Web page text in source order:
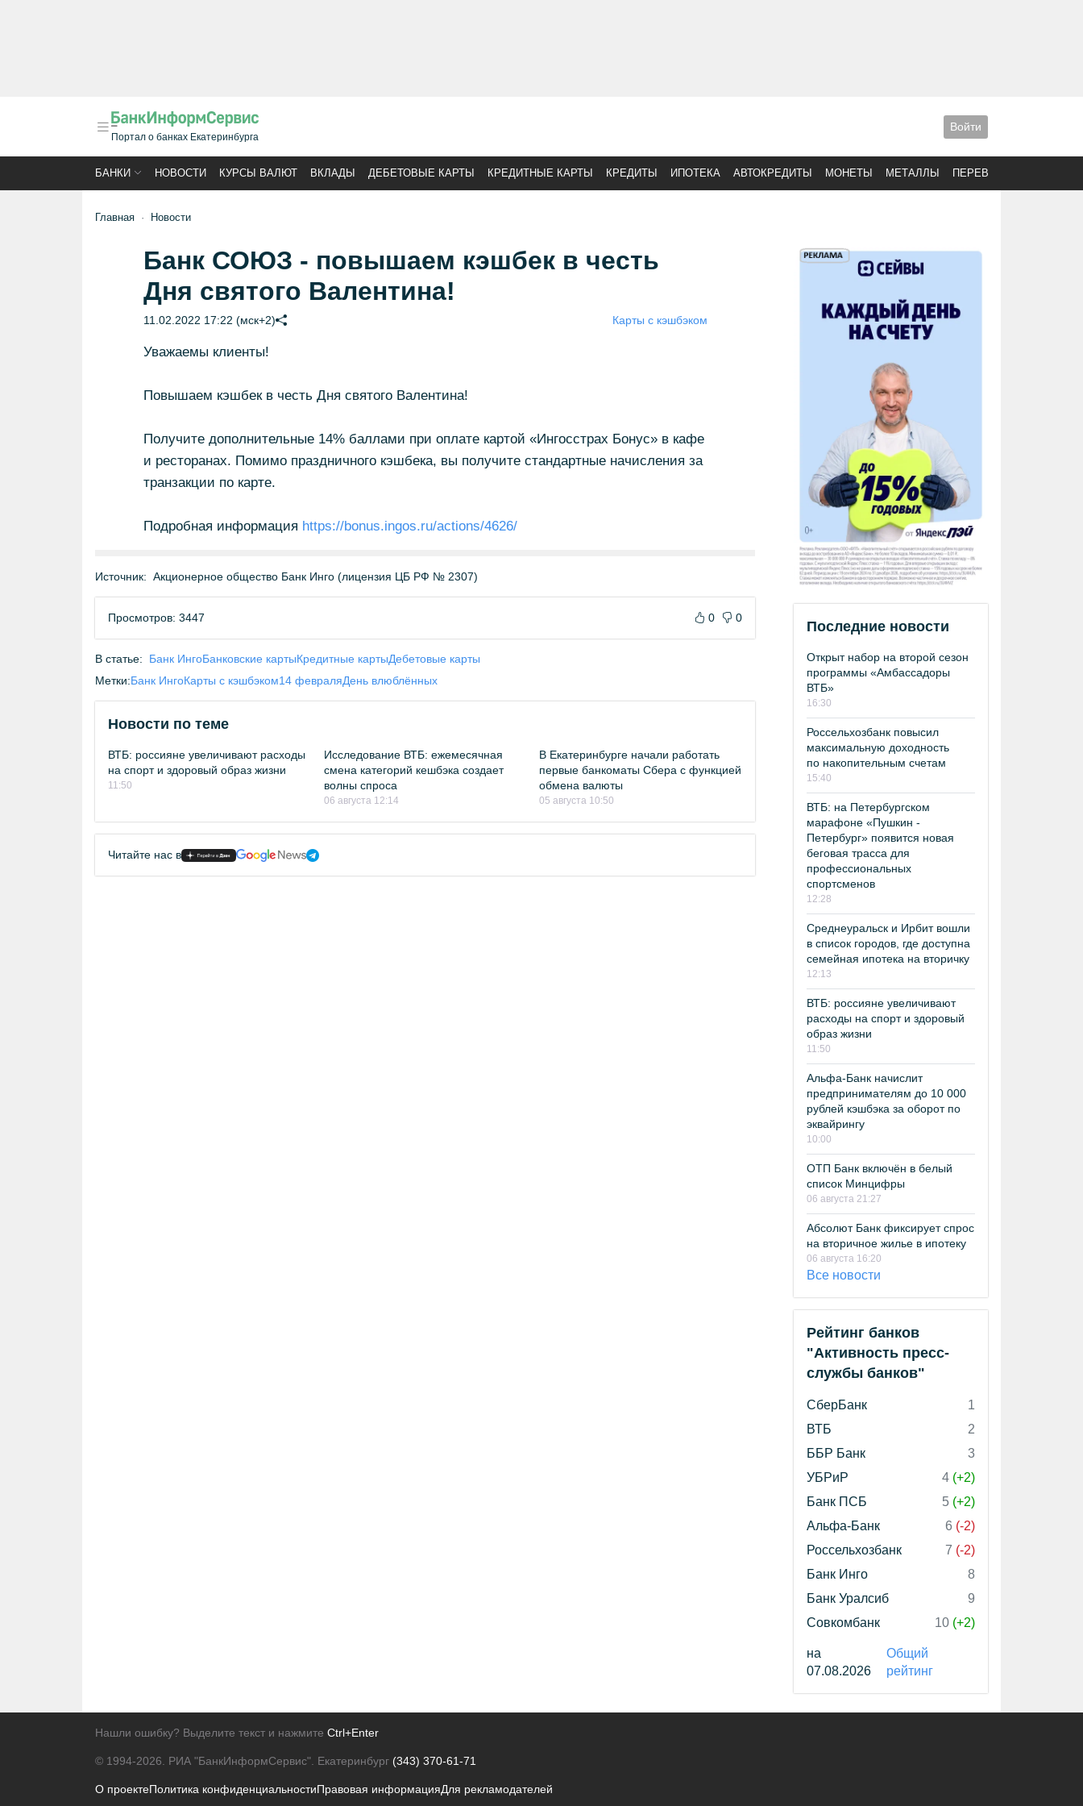
Портал о банках Екатеринбурга
Войти
БАНКИ НОВОСТИ КУРСЫ ВАЛЮТ ВКЛАДЫ ДЕБЕТОВЫЕ КАРТЫ КРЕДИТНЫЕ КАРТЫ КРЕДИТЫ ИПОТЕКА АВТОКРЕДИТЫ МОНЕТЫ МЕТАЛЛЫ ПЕРЕВОДЫ
Главная Новости
Банк СОЮЗ - повышаем кэшбек в честь
Дня святого Валентина!
11.02.2022 17:22 (мск+2) Карты с кэшбэком
Уважаемы клиенты!
Повышаем кэшбек в честь Дня святого Валентина!
Получите дополнительные 14% баллами при оплате картой «Ингосстрах Бонус» в кафе
и ресторанах. Помимо праздничного кэшбека, вы получите стандартные начисления за
транзакции по карте.
Подробная информация https://bonus.ingos.ru/actions/4626/
Источник: Акционерное общество Банк Инго (лицензия ЦБ РФ № 2307)
Просмотров: 3447 0 0
В статье: Банк ИнгоБанковские картыКредитные картыДебетовые карты
Метки:Банк ИнгоКарты с кэшбэком14 февраляДень влюблённых
Новости по теме
ВТБ: россияне увеличивают расходы
на спорт и здоровый образ жизни
11:50
Исследование ВТБ: ежемесячная
смена категорий кешбэка создает
волны спроса
06 августа 12:14
В Екатеринбурге начали работать
первые банкоматы Сбера с функцией
обмена валюты
05 августа 10:50
Читайте нас в
Последние новости
Открыт набор на второй сезон
программы «Амбассадоры
ВТБ»
16:30
Россельхозбанк повысил
максимальную доходность
по накопительным счетам
15:40
ВТБ: на Петербургском
марафоне «Пушкин -
Петербург» появится новая
беговая трасса для
профессиональных
спортсменов
12:28
Среднеуральск и Ирбит вошли
в список городов, где доступна
семейная ипотека на вторичку
12:13
ВТБ: россияне увеличивают
расходы на спорт и здоровый
образ жизни
11:50
Альфа-Банк начислит
предпринимателям до 10 000
рублей кэшбэка за оборот по
эквайрингу
10:00
ОТП Банк включён в белый
список Минцифры
06 августа 21:27
Абсолют Банк фиксирует спрос
на вторичное жилье в ипотеку
06 августа 16:20
Все новости
Рейтинг банков
"Активность пресс-
службы банков"
СберБанк
1
ВТБ
2
ББР Банк
3
УБРиР
4 (+2)
Банк ПСБ
5 (+2)
Альфа-Банк
6 (-2)
Россельхозбанк
7 (-2)
Банк Инго
8
Банк Уралсиб
9
Совкомбанк
10 (+2)
на
07.08.2026
Общий
рейтинг
Нашли ошибку? Выделите текст и нажмите Ctrl+Enter
© 1994-2026. РИА "БанкИнформСервис". Екатеринбург (343) 370-61-71
О проектеПолитика конфиденциальностиПравовая информацияДля рекламодателей